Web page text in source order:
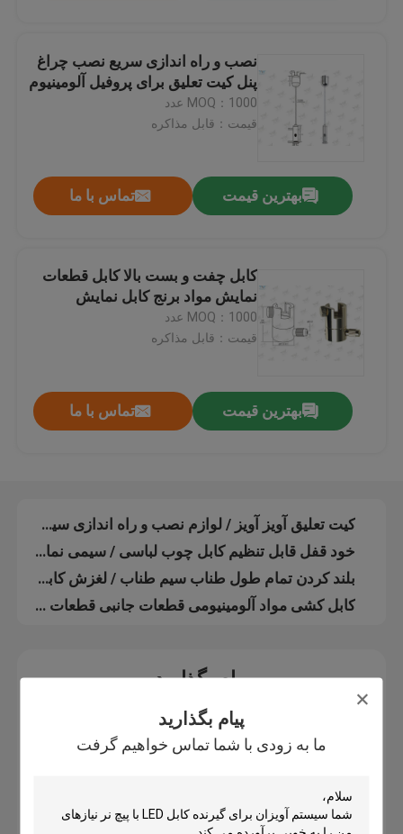
پیام بگذارید
ما به زودی با شما تماس خواهیم گرفت
صفحه اصلی
فیلم های
کنترل کیفیت
درخواست نقل قول
گیرنده های قابل تنظیم قابل تنظیم
نصب و راه اندازی سریع نصب چراغ
پنل کیت تعلیق برای پروفیل آلومینیوم
MOQ：1000 عدد
قیمت：قابل مذاکره
بهترین قیمت تماس با ما
کابل چفت و بست بالا کابل قطعات
نمایش مواد برنج کابل نمایش
MOQ：1000 عدد
قیمت：قابل مذاکره
بهترین قیمت تماس با ما
قطر Ø2.0mm قطر هواپیما اتصالات کابل / High Bay Light Hangers
متناسببا شش گوش شکل گیر قابل تنظیم گیره های سفارشی رنگ پایان
M 5 زن فولاد ضد زنگ فولاد ضد زنگ با مواد برنجی پوشیده شده
سیستم های نمایش پایدار مواد برنج / سیستم های آویز آویز برای سقف سخت
پیام بگذارید
ما به زودی با شما تماس خواهیم گرفت